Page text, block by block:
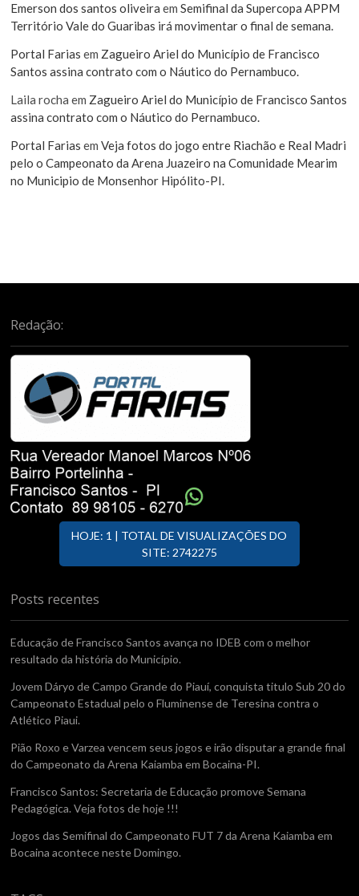
Emerson dos santos oliveira emSemifinal da Supercopa APPM
Território Vale do Guaribas irá movimentar o final de semana.
Portal Farias em Zagueiro Ariel do Município de Francisco
Santos assina contrato com o Náutico do Pernambuco.
Laila rocha em Zagueiro Ariel do Município de Francisco Santos
assina contrato com o Náutico do Pernambuco.
Portal Farias emVeja fotos do jogo entre Riachão e Real Madri
pelo o Campeonato da Arena Juazeiro na Comunidade Mearim
no Municipio de Monsenhor Hipólito-PI.
Redação:
HOJE: 1 | TOTAL DE VISUALIZAÇÕES DO
SITE: 2742275
Posts recentes
Educação de Francisco Santos avança no IDEB com o melhor
resultado da história do Município.
Jovem Dáryo de Campo Grande do Piauí, conquista titulo Sub 20 do
Campeonato Estadual pelo o Fluminense de Teresina contra o
Atlético Piaui.
Pião Roxo e Varzea vencem seus jogos e irão disputar a grande final
do Campeonato da Arena Kaiamba em Bocaina-PI.
Francisco Santos: Secretaria de Educação promove Semana
Pedagógica. Veja fotos de hoje !!!
Jogos das Semifinal do Campeonato FUT 7 da Arena Kaiamba em
Bocaina acontece neste Domingo.